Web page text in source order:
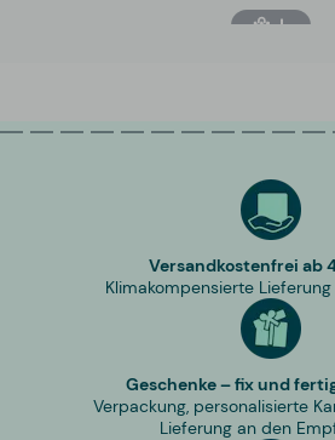
Versandkostenfrei ab
Klimakompensierte
Geschenke – fix und
Verpackung, personalisierte
Lieferung an den